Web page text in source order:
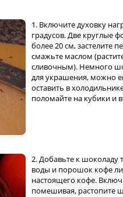
1. Включите духовку
градусов. Две круглые
более 20 см, застелите
смажьте маслом
сливочным). Немного
для украшения, можно
оставить в
поломайте на кубики и
2. Добавьте к шоколаду
воды и порошок кофе
настоящего кофе.
помешивая, растопите